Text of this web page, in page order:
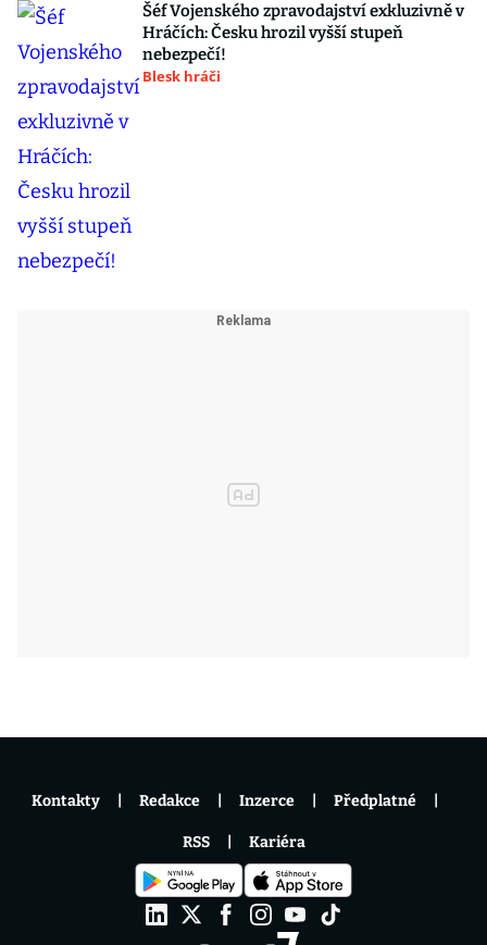
Šéf Vojenského zpravodajství exkluzivně v
Hráčích: Česku hrozil vyšší stupeň
nebezpečí!
Blesk hráči
Kontakty Redakce Inzerce Předplatné
RSS Kariéra